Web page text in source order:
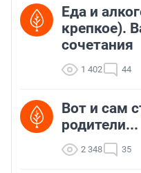
Еда и
крепкое).
сочетания
1 402 44
Вот и сам
родители...
2 348 35